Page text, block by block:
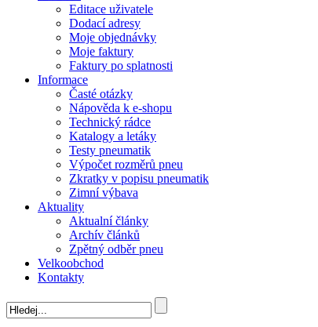
Editace uživatele
Dodací adresy
Moje objednávky
Moje faktury
Faktury po splatnosti
Informace
Časté otázky
Nápověda k e-shopu
Technický rádce
Katalogy a letáky
Testy pneumatik
Výpočet rozměrů pneu
Zkratky v popisu pneumatik
Zimní výbava
Aktuality
Aktualní články
Archív článků
Zpětný odběr pneu
Velkoobchod
Kontakty